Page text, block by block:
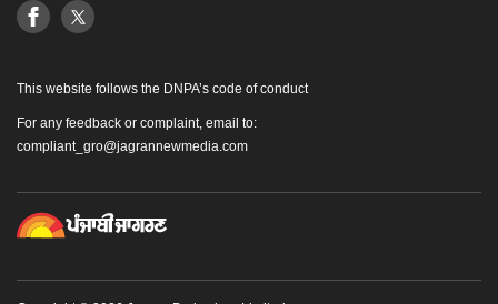
This website follows the DNPA’s code of conduct
For any feedback or complaint, email to:
compliant_gro@jagrannewmedia.com